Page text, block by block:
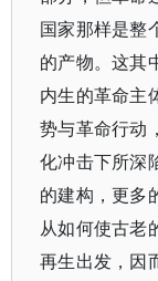
国家那样是整
的产物。这其
内生的革命主
势与革命行动
化冲击下所深
的建构，更多
从如何使古老
再生出发，因